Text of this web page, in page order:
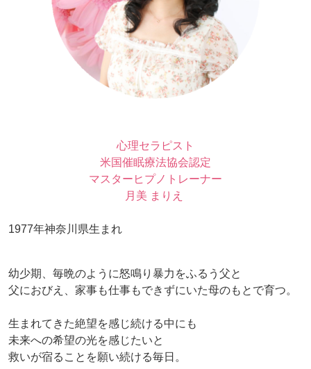
心理セラピスト
米国催眠療法協会認定
マスターヒプノトレーナー
月美 まりえ
1977年神奈川県生まれ
幼少期、毎晩のように怒鳴り暴力をふるう父と
父におびえ、家事も仕事もできずにいた母のもとで育つ。
生まれてきた絶望を感じ続ける中にも
未来への希望の光を感じたいと
救いが宿ることを願い続ける毎日。